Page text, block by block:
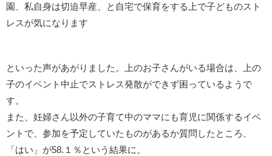
園、私自身は切迫早産、と自宅で保育をする上で子どものスト
レスが気になります
といった声があがりました。上のお子さんがいる場合は、上の
子のイベント中止でストレス発散ができず困っているようで
す。
また、妊婦さん以外の子育て中のママにも育児に関係するイベ
ントで、参加を予定していたものがあるか質問したところ、
「はい」が58.１％という結果に。